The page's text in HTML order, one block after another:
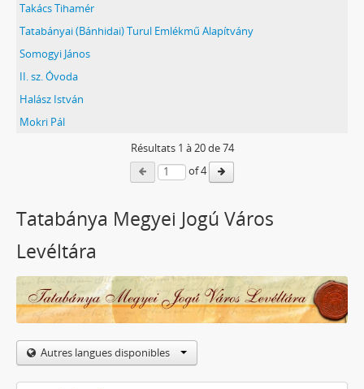
Takács Tihamér
Tatabányai (Bánhidai) Turul Emlékmű Alapítvány
Somogyi János
II. sz. Óvoda
Halász István
Mokri Pál
Résultats 1 à20de 74
of 4
Tatabánya Megyei Jogú Város
Levéltára
Autres langues disponibles